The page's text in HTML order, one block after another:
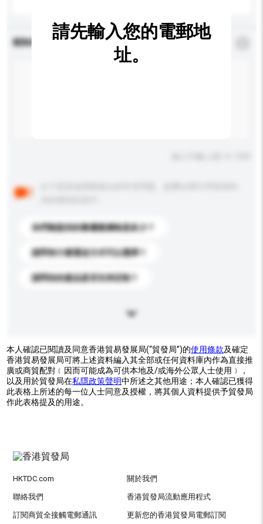
查詢內容 * 必須填寫
你們能提供的最優惠價格是多少？
請問有什麼運送方式可以選擇？
請問你的產品是否支持定制？
請先輸入您的電郵地
址。
本人確認已閱讀及同意香港貿易發展局(“貿發局”)的使用條款及確定
香港貿易發展局可將上述資料編入其全部或任何資料庫內作為直接推
廣或商貿配對﹝因而可能成為可供本地及/或海外公眾人士使用﹞，
以及用於貿發局在私隱政策聲明中所述之其他用途；本人確認已獲得
此表格上所述的每一位人士同意及授權，將其個人資料提供予貿發局
作此表格提及的用途。
HKTDC.com 關於我們
聯絡我們 香港貿發局流動應用程式
訂閱商貿全接觸電郵通訊 更新您的香港貿發局電郵訂閱